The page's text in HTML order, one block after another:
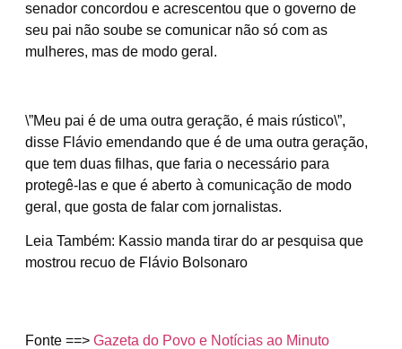
senador concordou e acrescentou que o governo de
seu pai não soube se comunicar não só com as
mulheres, mas de modo geral.
\”Meu pai é de uma outra geração, é mais rústico\”,
disse Flávio emendando que é de uma outra geração,
que tem duas filhas, que faria o necessário para
protegê-las e que é aberto à comunicação de modo
geral, que gosta de falar com jornalistas.
Leia Também: Kassio manda tirar do ar pesquisa que
mostrou recuo de Flávio Bolsonaro
Fonte ==> Gazeta do Povo e Notícias ao Minuto